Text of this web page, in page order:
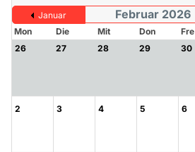
Januar Februar 2026
Mon
Die Mit Don Fre
26
27 28 29 30
2 3 4 5 6